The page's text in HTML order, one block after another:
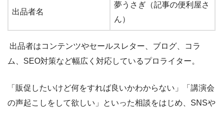
出品者名
夢うさぎ（記事の便利屋さ
ん）
出品者はコンテンツやセールスレター、ブログ、コラ
ム、SEO対策など幅広く対応しているプロライター。
「販促したいけど何をすれば良いかわからない」「講演会
の声起こしをして欲しい」といった相談をはじめ、SNSや